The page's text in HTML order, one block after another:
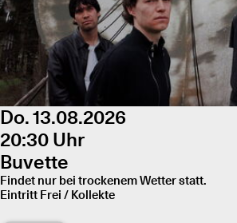
Do. 13.08.2026
20:30 Uhr
Buvette
Findet nur bei trockenem Wetter statt.
Eintritt Frei / Kollekte